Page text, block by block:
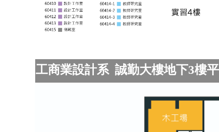
工商業設計系 誠勤大樓地下3樓